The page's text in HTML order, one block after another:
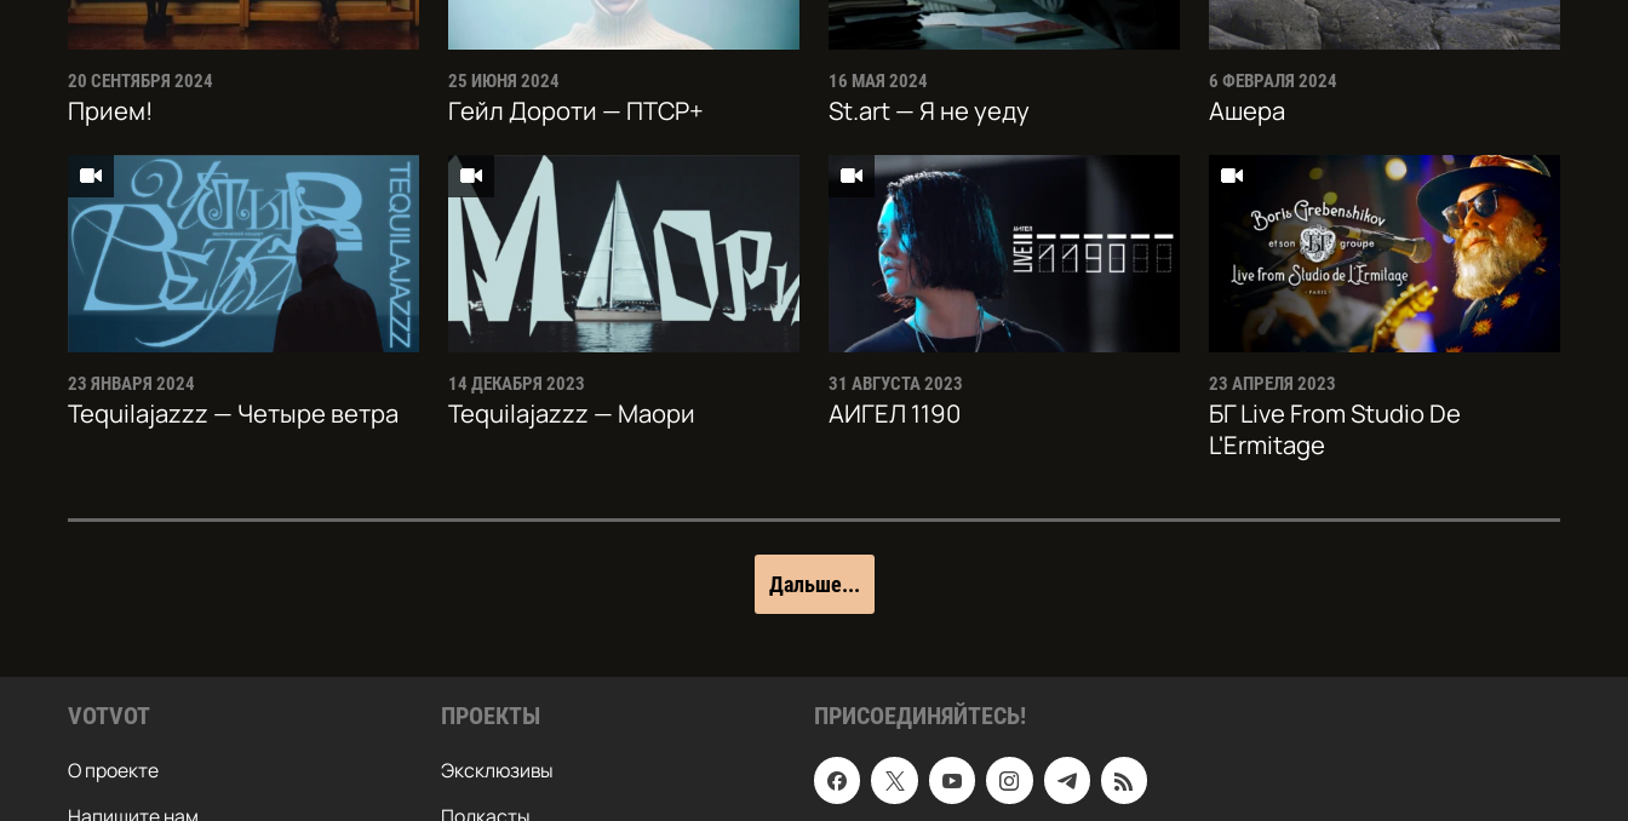
20 СЕНТЯБРЯ 2024
Прием!
25 ИЮНЯ 2024
Гейл Дороти — ПТСР+
16 МАЯ 2024
St.art — Я не уеду
6 ФЕВРАЛЯ 2024
Ашера
23 ЯНВАРЯ 2024
Tequilajazzz — Четыре ветра
14 ДЕКАБРЯ 2023
Tequilajazzz — Маори
31 АВГУСТА 2023
АИГЕЛ 1190
23 АПРЕЛЯ 2023
БГ Live From Studio De
L'Ermitage
Дальше...
ПРИСОЕДИНЯЙТЕСЬ!
VOTVOT
О проекте
ПРОЕКТЫ
Эксклюзивы